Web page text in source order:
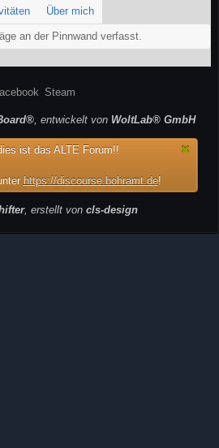
Über mich
an der Pinnwand verfasst.
Steam
, entwickelt von WoltLab® GmbH
ist das ALTE Forum!!
https://discourse.bohramt.de!
, erstellt von cls-design